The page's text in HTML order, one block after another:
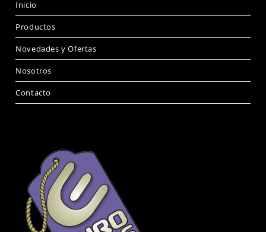
Inicio
Productos
Novedades y Ofertas
Nosotros
Contacto